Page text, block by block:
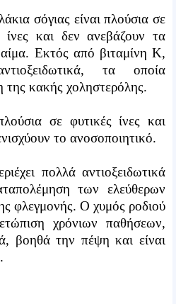
σόγιας είναι πλούσια σε
ίνες και δεν ανεβάζουν τα
Εκτός από βιταμίνη Κ,
τα οποία
κακής χοληστερόλης.
σε φυτικές ίνες και
το ανοσοποιητικό.
πολλά αντιοξειδωτικά
των ελεύθερων
φλεγμονής. Ο χυμός ροδιού
χρόνιων παθήσεων,
βοηθά την πέψη και είναι